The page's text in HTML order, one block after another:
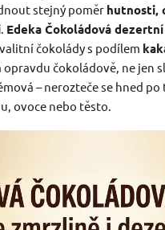
stejný poměr hutnosti,
Edeka Čokoládová
čokolády s podílem
čokoládově, ne jen
– nerozteče se hned
ovoce nebo těsto.